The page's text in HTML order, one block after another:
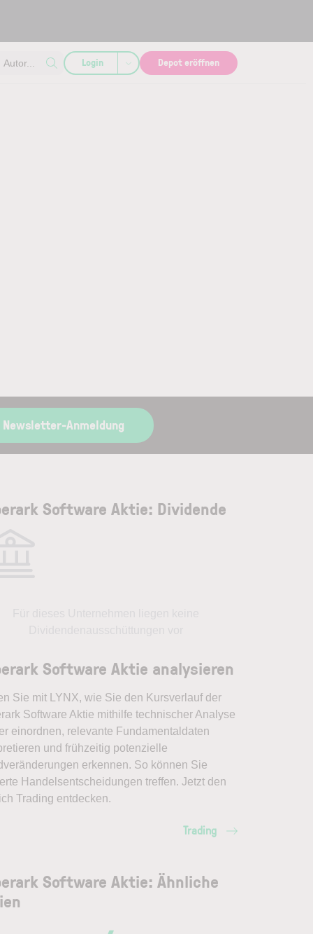
Login Depot eröffnen
Newsletter-Anmeldung
Software Aktie: Dividende
Software Aktie analysieren
Sie mit LYNX, wie Sie den Kursverlauf der
Software Aktie mithilfe technischer Analyse
einordnen, relevante Fundamentaldaten
und frühzeitig potenzielle
erkennen. So können Sie
Handelsentscheidungen treffen. Jetzt den
Trading entdecken.
Trading
Software Aktie: Ähnliche